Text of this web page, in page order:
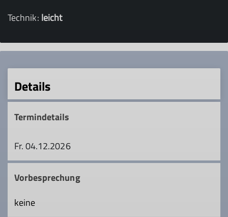
Technik: leicht
Details
Termindetails
Fr. 04.12.2026
Vorbesprechung
keine